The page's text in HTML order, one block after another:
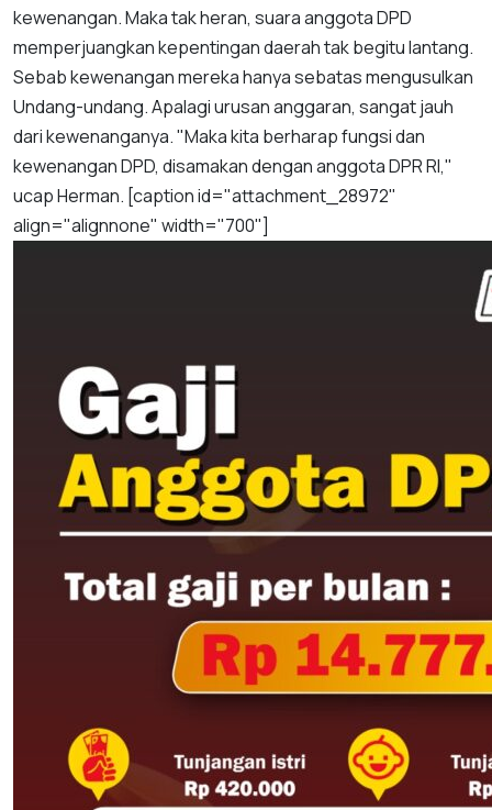
kewenangan. Maka tak heran, suara anggota DPD
memperjuangkan kepentingan daerah tak begitu lantang.
Sebab kewenangan mereka hanya sebatas mengusulkan
Undang-undang. Apalagi urusan anggaran, sangat jauh
dari kewenanganya. "Maka kita berharap fungsi dan
kewenangan DPD, disamakan dengan anggota DPR RI,"
ucap Herman. [caption id="attachment_28972"
align="alignnone" width="700"]